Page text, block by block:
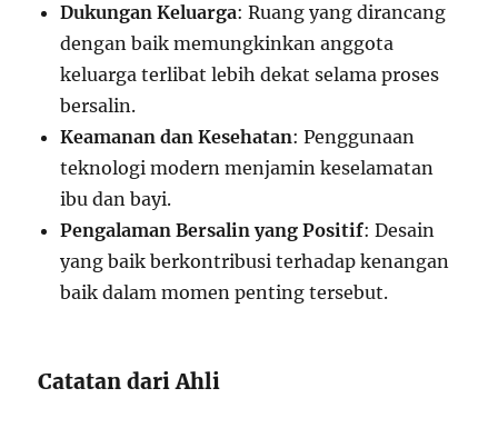
Dukungan Keluarga: Ruang yang dirancang
dengan baik memungkinkan anggota
keluarga terlibat lebih dekat selama proses
bersalin.
Keamanan dan Kesehatan: Penggunaan
teknologi modern menjamin keselamatan
ibu dan bayi.
Pengalaman Bersalin yang Positif: Desain
yang baik berkontribusi terhadap kenangan
baik dalam momen penting tersebut.
Catatan dari Ahli